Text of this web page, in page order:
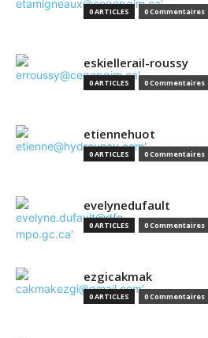
0 ARTICLES 0 Commentaires
eskiellerail-roussy
0 ARTICLES 0 Commentaires
etiennehuot
0 ARTICLES 0 Commentaires
evelynedufault
0 ARTICLES 0 Commentaires
ezgicakmak
0 ARTICLES 0 Commentaires